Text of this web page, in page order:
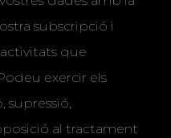
subscripció i
que
exercir els
supressió,
al tractament